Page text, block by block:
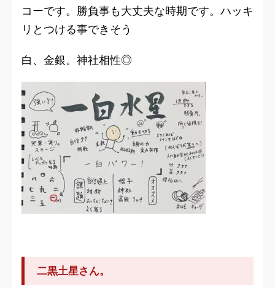
コーです。勝負事も大丈夫な時期です。ハッキ
リとつける事できそう
白、金銀。神社相性◎
二黒土星さん。